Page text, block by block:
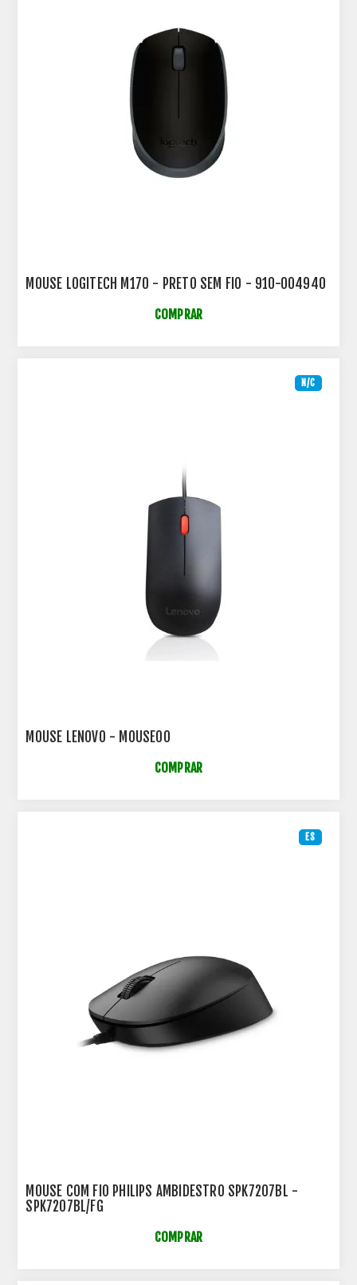
MOUSE LOGITECH M170 - PRETO SEM FIO - 910-004940
COMPRAR
N/C
MOUSE LENOVO - MOUSE00
COMPRAR
ES
MOUSE COM FIO PHILIPS AMBIDESTRO SPK7207BL -
SPK7207BL/FG
COMPRAR